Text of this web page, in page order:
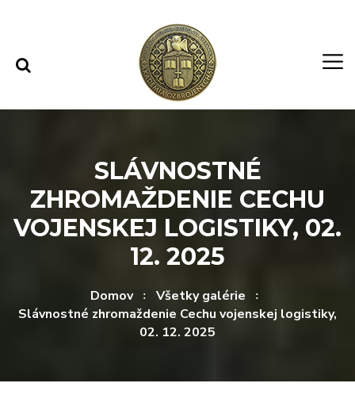
SLÁVNOSTNÉ
ZHROMAŽDENIE CECHU
VOJENSKEJ LOGISTIKY, 02.
12. 2025
Domov
Všetky galérie
Slávnostné zhromaždenie Cechu vojenskej logistiky,
02. 12. 2025